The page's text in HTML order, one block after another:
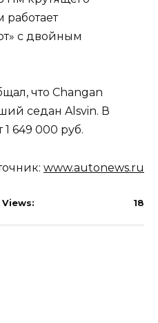
работает
с двойным
что Changan
седан Alsvin. В
649 000 руб.
www.autonews.ru
18